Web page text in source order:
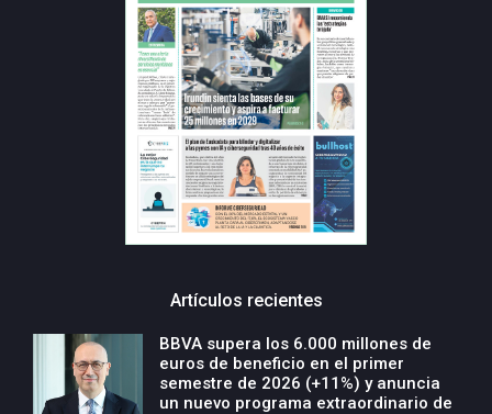
Artículos recientes
BBVA supera los 6.000 millones de
euros de beneficio en el primer
semestre de 2026 (+11%) y anuncia
un nuevo programa extraordinario de